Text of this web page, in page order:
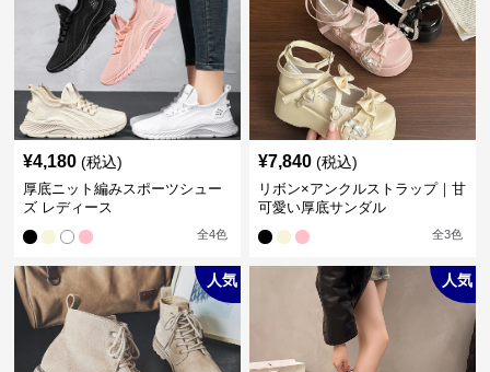
¥4,180 (税込)
厚底ニット編みスポーツシュー
ズ レディース
全4色
¥7,840 (税込)
リボン×アンクルストラップ｜甘
可愛い厚底サンダル
全3色
人気 人気